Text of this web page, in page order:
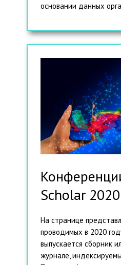
основании данных
Scholar 2020
На странице
проводимых в 2020
выпускается сборник
журнале,